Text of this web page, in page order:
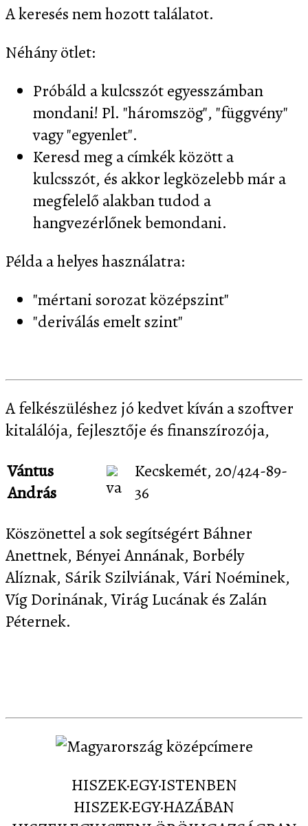
A keresés nem hozott találatot.
Néhány ötlet:
Próbáld a kulcsszót egyesszámban
mondani! Pl. "háromszög", "függvény"
vagy "egyenlet".
Keresd meg a címkék között a
kulcsszót, és akkor legközelebb már a
megfelelő alakban tudod a
hangvezérlőnek bemondani.
Példa a helyes használatra:
"mértani sorozat középszint"
"deriválás emelt szint"
A felkészüléshez jó kedvet kíván a szoftver
kitalálója, fejlesztője és finanszírozója,
Vántus
András
Kecskemét, 20/424-89-
36
Köszönettel a sok segítségért Báhner
Anettnek, Bényei Annának, Borbély
Alíznak, Sárik Szilviának, Vári Noéminek,
Víg Dorinának, Virág Lucának és Zalán
Péternek.
HISZEK·EGY·ISTENBEN
HISZEK·EGY·HAZÁBAN